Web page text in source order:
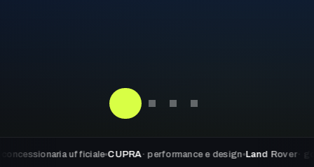
ufficiale CUPRA· performance e design Land Rover· go beyond